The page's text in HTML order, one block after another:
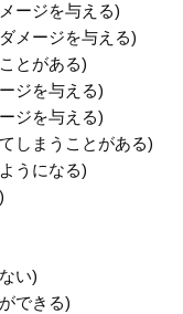
ージを与える)
メージを与える)
とがある)
ジを与える)
ジを与える)
しまうことがある)
うになる)
い)
できる)